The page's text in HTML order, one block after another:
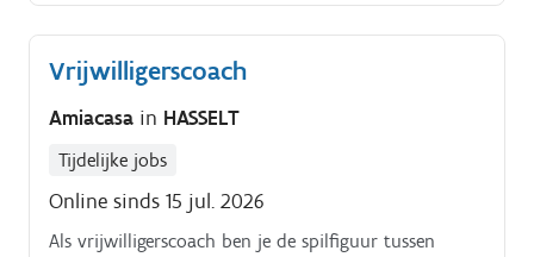
Verwerkt en volgt klantorders nauwkeurig op
Organiseert transporten en onderhoudt contact met
transportpartners Ondersteunt bij het beheer van
een professionele manier Beantwoordt inkomende
telefoons en helpt klanten en collega's verder Biedt
team
Vrijwilligerscoach
Amiacasa in HASSELT
Tijdelijke jobs
Online sinds 15 jul. 2026
Als vrijwilligerscoach ben je de spilfiguur tussen